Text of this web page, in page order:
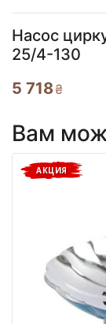
Насос
25/4-130
5 718₴
Вам
АКЦИЯ